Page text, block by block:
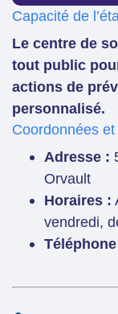
Capacité de
Le centre de
tout public
actions de
personnalisé.
Coordonnées
Adresse :
Orvault
Horaires :
vendredi,